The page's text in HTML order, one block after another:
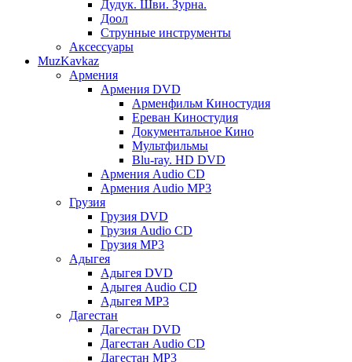
Дудук. Шви. Зурна.
Доол
Струнные инструменты
Аксессуары
MuzKavkaz
Армения
Армения DVD
Арменфильм Киностудия
Ереван Киностудия
Документальное Кино
Мультфильмы
Blu-ray. HD DVD
Армения Audio CD
Армения Audio MP3
Грузия
Грузия DVD
Грузия Audio CD
Грузия MP3
Адыгея
Адыгея DVD
Адыгея Audio CD
Адыгея MP3
Дагестан
Дагестан DVD
Дагестан Audio CD
Дагестан MP3